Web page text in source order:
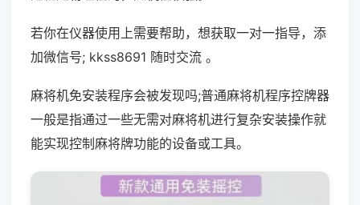
若你在仪器使用上需要帮助，想获取一对一指导，添
加微信号; kkss8691 随时交流 。
麻将机免安装程序会被发现吗;普通麻将机程序控牌器
一般是指通过一些无需对麻将机进行复杂安装操作就
能实现控制麻将牌功能的设备或工具。